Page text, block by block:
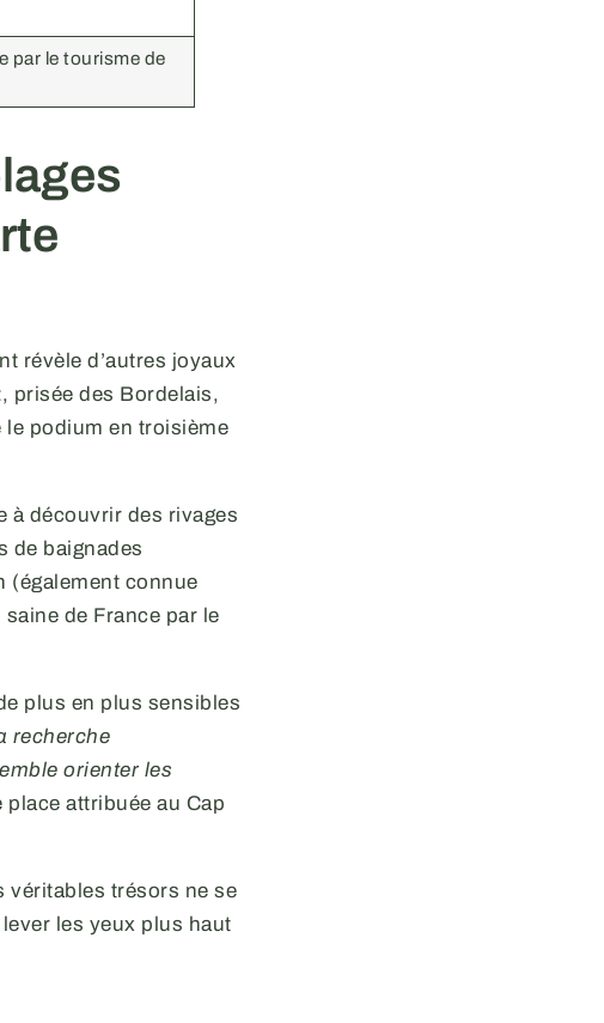
par le tourisme de
révèle d’autres joyaux
, prisée des Bordelais,
le podium en troisième
à découvrir des rivages
de baignades
(également connue
de France par le
plus en plus sensibles
recherche
orienter les
attribuée au Cap
véritables trésors ne se
les yeux plus haut